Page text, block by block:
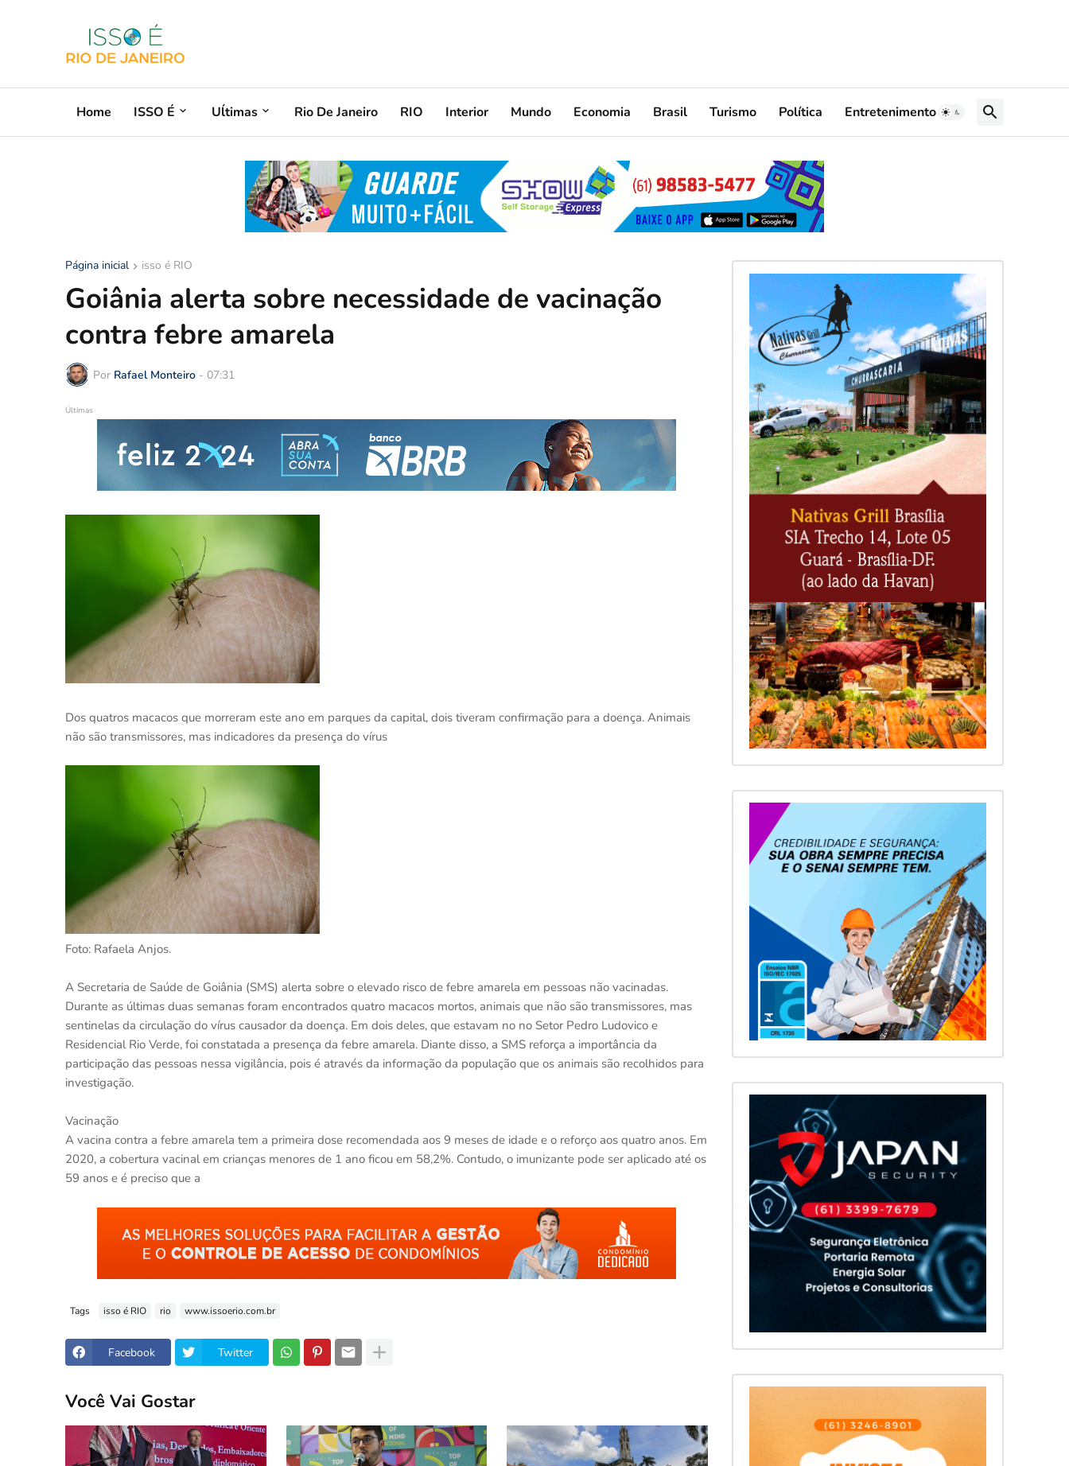
Home ISSO É Uĺtimas Rio De Janeiro RIO Interior Mundo Economia Brasil Turismo Política Entretenimento
Página inicial isso é RIO
Goiânia alerta sobre necessidade de vacinação
contra febre amarela
Por Rafael Monteiro - 07:31
Últimas
Dos quatros macacos que morreram este ano em parques da capital, dois tiveram confirmação para a doença. Animais
não são transmissores, mas indicadores da presença do vírus
Foto: Rafaela Anjos.
A Secretaria de Saúde de Goiânia (SMS) alerta sobre o elevado risco de febre amarela em pessoas não vacinadas.
Durante as últimas duas semanas foram encontrados quatro macacos mortos, animais que não são transmissores, mas
sentinelas da circulação do vírus causador da doença. Em dois deles, que estavam no no Setor Pedro Ludovico e
Residencial Rio Verde, foi constatada a presença da febre amarela. Diante disso, a SMS reforça a importância da
participação das pessoas nessa vigilância, pois é através da informação da população que os animais são recolhidos para
investigação.
Vacinação
A vacina contra a febre amarela tem a primeira dose recomendada aos 9 meses de idade e o reforço aos quatro anos. Em
2020, a cobertura vacinal em crianças menores de 1 ano ficou em 58,2%. Contudo, o imunizante pode ser aplicado até os
59 anos e é preciso que a
Tags isso é RIO rio www.issoerio.com.br
Facebook Twitter
Você Vai Gostar